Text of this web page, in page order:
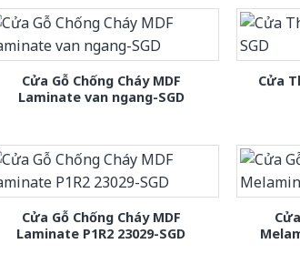
Cửa Gỗ Chống Cháy MDF
Laminate van ngang-SGD
Cửa
Cửa Gỗ Chống Cháy MDF
Laminate P1R2 23029-SGD